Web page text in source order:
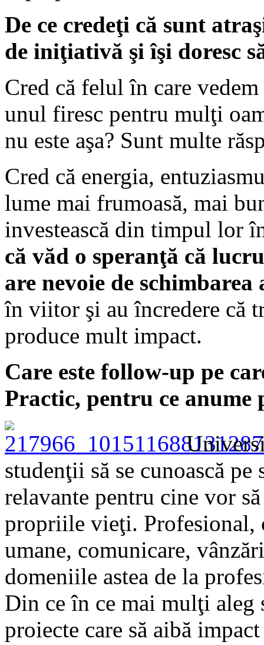
De ce credeţi că sunt
de iniţiativă şi îşi doresc
Cred că felul în care
unul firesc pentru mulţi
nu este aşa? Sunt multe
Cred că energia,
lume mai frumoasă, mai
investească din timpul lor
că văd o speranţă că
are nevoie de schimbarea
în viitor şi au încredere că
produce mult impact.
Care este follow-up pe
Practic, pentru ce anume
studenţii să se cunoască
relavante pentru cine vor
propriile vieţi. Profesional,
umane, comunicare,
domeniile astea de la
Din ce în ce mai mulţi aleg
proiecte care să aibă